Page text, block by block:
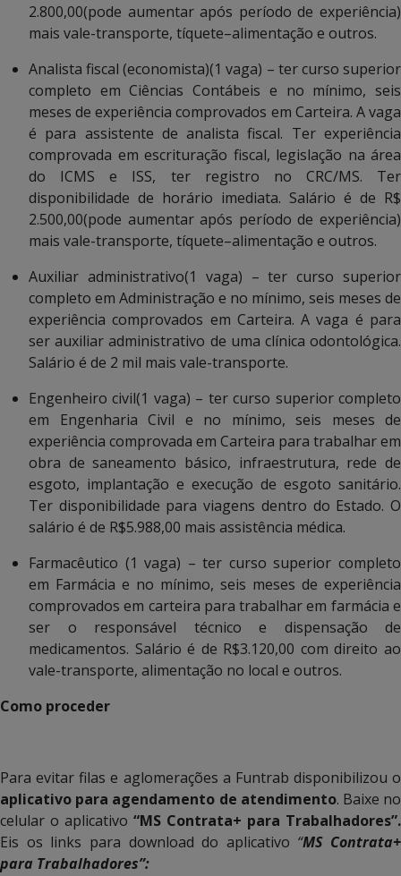
2.800,00(pode aumentar após período de experiência)
mais vale-transporte, tíquete–alimentação e outros.
Analista fiscal (economista)(1 vaga) – ter curso superior
completo em Ciências Contábeis e no mínimo, seis
meses de experiência comprovados em Carteira. A vaga
é para assistente de analista fiscal. Ter experiência
comprovada em escrituração fiscal, legislação na área
do ICMS e ISS, ter registro no CRC/MS. Ter
disponibilidade de horário imediata. Salário é de R$
2.500,00(pode aumentar após período de experiência)
mais vale-transporte, tíquete–alimentação e outros.
Auxiliar administrativo(1 vaga) – ter curso superior
completo em Administração e no mínimo, seis meses de
experiência comprovados em Carteira. A vaga é para
ser auxiliar administrativo de uma clínica odontológica.
Salário é de 2 mil mais vale-transporte.
Engenheiro civil(1 vaga) – ter curso superior completo
em Engenharia Civil e no mínimo, seis meses de
experiência comprovada em Carteira para trabalhar em
obra de saneamento básico, infraestrutura, rede de
esgoto, implantação e execução de esgoto sanitário.
Ter disponibilidade para viagens dentro do Estado. O
salário é de R$5.988,00 mais assistência médica.
Farmacêutico (1 vaga) – ter curso superior completo
em Farmácia e no mínimo, seis meses de experiência
comprovados em carteira para trabalhar em farmácia e
ser o responsável técnico e dispensação de
medicamentos. Salário é de R$3.120,00 com direito ao
vale-transporte, alimentação no local e outros.
Como proceder
Para evitar filas e aglomerações a Funtrab disponibilizou o
aplicativo para agendamento de atendimento. Baixe no
celular o aplicativo “MS Contrata+ para Trabalhadores”.
Eis os links para download do aplicativo “MS Contrata+
para Trabalhadores”: